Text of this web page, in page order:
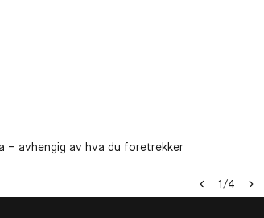
– avhengig av hva du foretrekker
1/4